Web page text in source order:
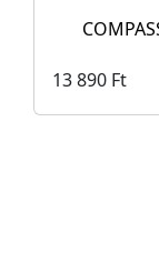
13 890 Ft